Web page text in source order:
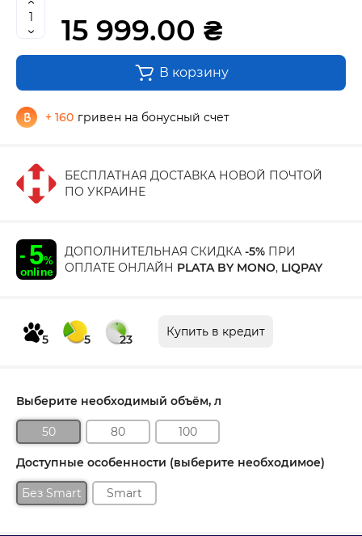
15 999.00 ₴
В корзину
+ 160 гривен на бонусный счет
БЕСПЛАТНАЯ ДОСТАВКА НОВОЙ ПОЧТОЙ
ПО УКРАИНЕ
ДОПОЛНИТЕЛЬНАЯ СКИДКА -5% ПРИ
ОПЛАТЕ ОНЛАЙН PLATA BY MONO, LIQPAY
5 5 23
Купить в кредит
Выберите необходимый объём, л
50 80 100
Доступные особенности (выберите необходимое)
Без Smart Smart